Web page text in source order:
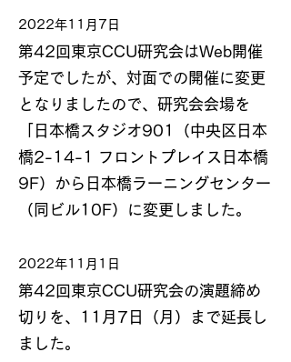
2022年11月7日
第42回東京CCU研究会はWeb開催
予定でしたが、対面での開催に変更
となりましたので、研究会会場を
「日本橋スタジオ901（中央区日本
橋2-14-1 フロントプレイス日本橋
9F）から日本橋ラーニングセンター
（同ビル10F）に変更しました。
2022年11月1日
第42回東京CCU研究会の演題締め
切りを、11月7日（月）まで延長し
ました。